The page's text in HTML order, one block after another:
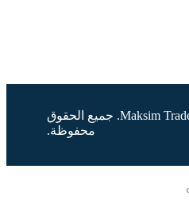
حقوق النشر © 2023 Maksim Trade. جميع الحقوق
محفوظة.